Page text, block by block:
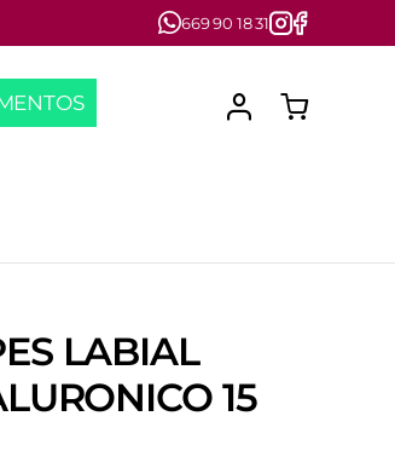
669 90 18 31
LABIAL
15